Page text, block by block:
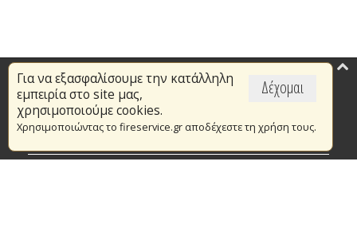
Δέχομαι
Για να εξασφαλίσουμε την κατάλληλη
εμπειρία στο site μας,
χρησιμοποιούμε cookies.
Χρησιμοποιώντας το fireservice.gr αποδέχεστε τη χρήση τους.
Επικαιρότητα
Το Πυροσβεστικό Σώμα